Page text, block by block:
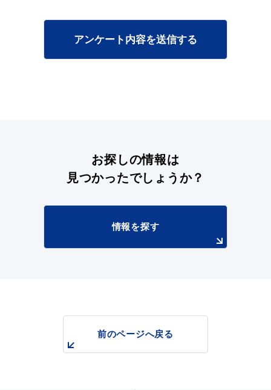
防災・防犯メール
気象情報リンク集
ごみ分別早見表
電子申請
アンケート内容を送信する
お探しの情報は
見つかったでしょうか？
情報を探す
前のページへ戻る